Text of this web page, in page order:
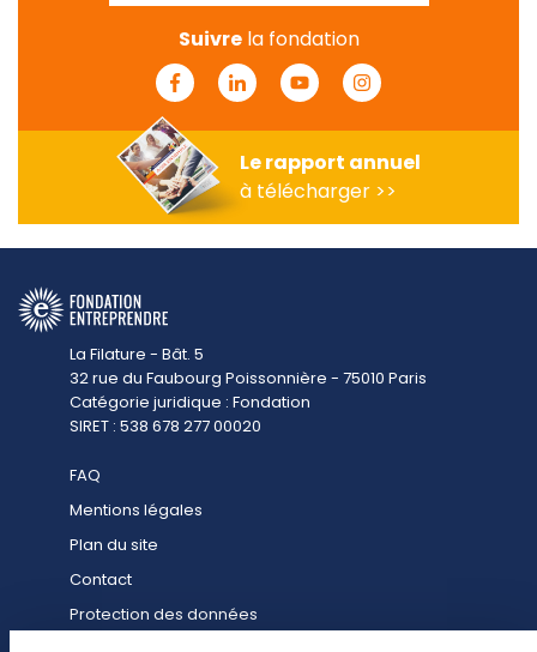
Suivrela fondation
FacebookLinkedinYoutubeInstagram
Le rapport annuel
à télécharger >>
La Filature - Bât. 5
32 rue du Faubourg Poissonnière - 75010 Paris
Catégorie juridique : Fondation
SIRET : 538 678 277 00020
FAQ
Mentions légales
Plan du site
Contact
Protection des données